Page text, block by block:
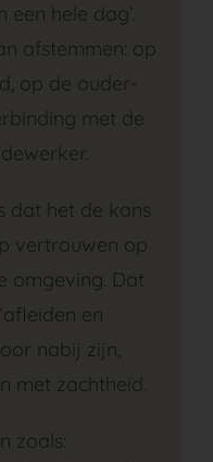
hele dag’.
afstemmen: op
op de ouder-
met de
dat het de kans
vertrouwen op
omgeving. Dat
en
nabij zijn,
met zachtheid.
zoals: